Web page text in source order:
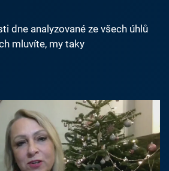
dne analyzované ze všech úhlů
mluvíte, my taky